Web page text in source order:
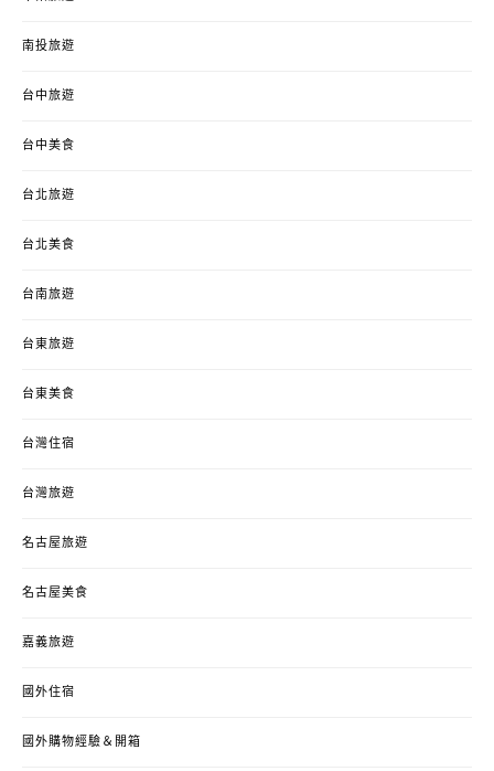
南投旅遊
台中旅遊
台中美食
台北旅遊
台北美食
台南旅遊
台東旅遊
台東美食
台灣住宿
台灣旅遊
名古屋旅遊
名古屋美食
嘉義旅遊
國外住宿
國外購物經驗＆開箱